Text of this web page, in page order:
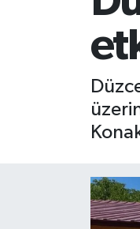
Resmi İlanlar
Ekonomi
Gündem
Magazin